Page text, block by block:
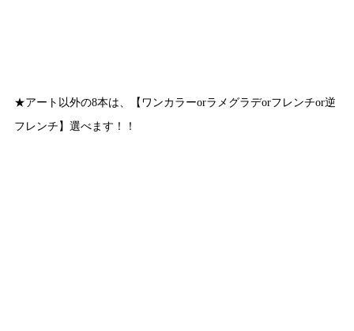
★アート以外の8本は、【ワンカラーorラメグラデorフレンチor逆
フレンチ】選べます！！